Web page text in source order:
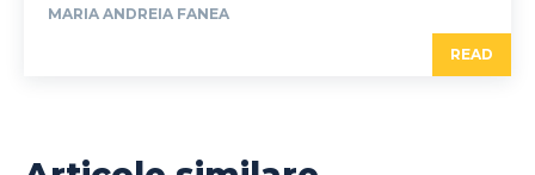
MARIA ANDREIA FANEA
READ